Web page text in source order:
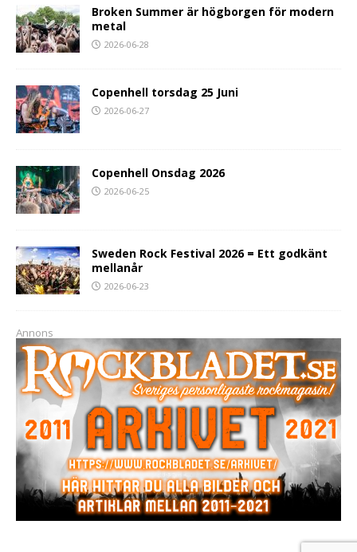
Broken Summer är högborgen för modern
metal
2026-06-28
Copenhell torsdag 25 Juni
2026-06-27
Copenhell Onsdag 2026
2026-06-25
Sweden Rock Festival 2026 = Ett godkänt
mellanår
2026-06-23
Annons